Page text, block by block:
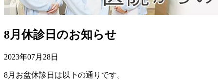
8月休診日のお知らせ
2023年07月28日
8月お盆休診日は以下の通りです。